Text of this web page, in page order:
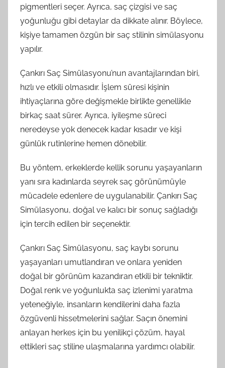
pigmentleri seçer. Ayrıca, saç çizgisi ve saç
yoğunluğu gibi detaylar da dikkate alınır. Böylece,
kişiye tamamen özgün bir saç stilinin simülasyonu
yapılır.
Çankırı Saç Simülasyonu’nun avantajlarından biri,
hızlı ve etkili olmasıdır. İşlem süresi kişinin
ihtiyaçlarına göre değişmekle birlikte genellikle
birkaç saat sürer. Ayrıca, iyileşme süreci
neredeyse yok denecek kadar kısadır ve kişi
günlük rutinlerine hemen dönebilir.
Bu yöntem, erkeklerde kellik sorunu yaşayanların
yanı sıra kadınlarda seyrek saç görünümüyle
mücadele edenlere de uygulanabilir. Çankırı Saç
Simülasyonu, doğal ve kalıcı bir sonuç sağladığı
için tercih edilen bir seçenektir.
Çankırı Saç Simülasyonu, saç kaybı sorunu
yaşayanları umutlandıran ve onlara yeniden
doğal bir görünüm kazandıran etkili bir tekniktir.
Doğal renk ve yoğunlukta saç izlenimi yaratma
yeteneğiyle, insanların kendilerini daha fazla
özgüvenli hissetmelerini sağlar. Saçın önemini
anlayan herkes için bu yenilikçi çözüm, hayal
ettikleri saç stiline ulaşmalarına yardımcı olabilir.